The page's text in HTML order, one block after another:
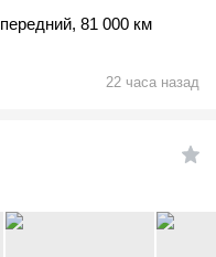
передний, 81 000 км
22 часа назад